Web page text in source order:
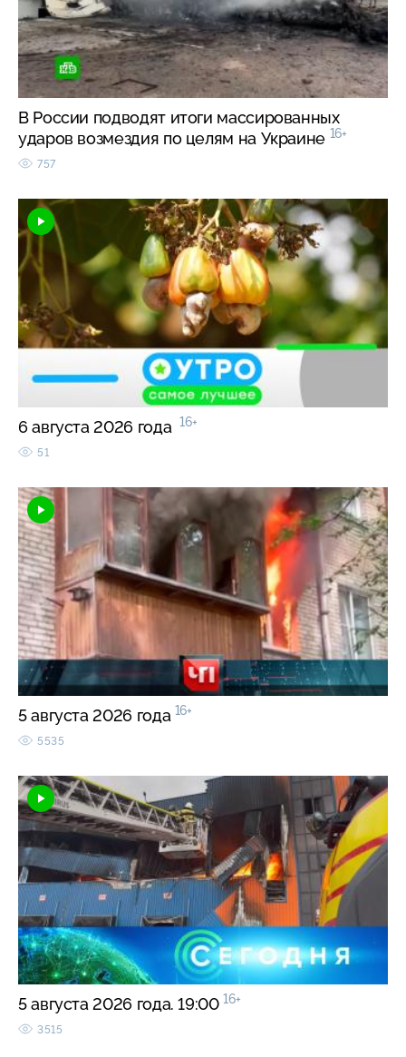
В России подводят итоги массированных
ударов возмездия по целям на Украине 16+
757
6 августа 2026 года 16+
51
5 августа 2026 года 16+
5535
5 августа 2026 года. 19:00 16+
3515